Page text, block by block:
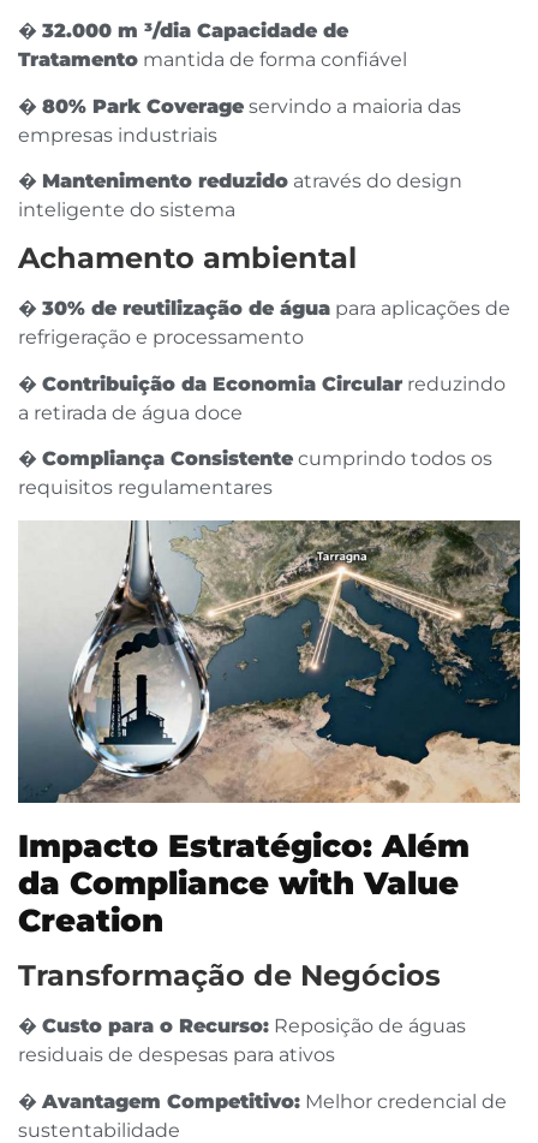
� 32.000 m ³/dia Capacidade de
Tratamento mantida de forma confiável
� 80% Park Coverage servindo a maioria das
empresas industriais
� Mantenimento reduzido através do design
inteligente do sistema
Achamento ambiental
� 30% de reutilização de água para aplicações de
refrigeração e processamento
� Contribuição da Economia Circular reduzindo
a retirada de água doce
� Compliança Consistente cumprindo todos os
requisitos regulamentares
Impacto Estratégico: Além
da Compliance with Value
Creation
Transformação de Negócios
� Custo para o Recurso: Reposição de águas
residuais de despesas para ativos
� Avantagem Competitivo: Melhor credencial de
sustentabilidade